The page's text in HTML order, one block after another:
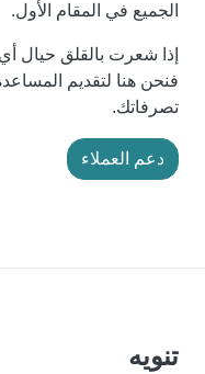
الجميع في المقام الأول.
إذا شعرت بالقلق حيال
فنحن هنا لتقديم
تصرفاتك.
دعم العملاء
تنويه